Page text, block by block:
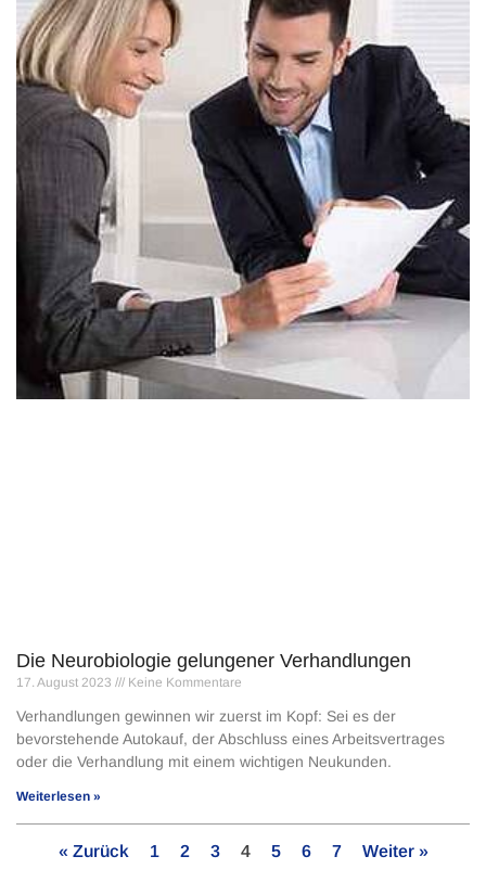
Die Neurobiologie gelungener Verhandlungen
17. August 2023 Keine Kommentare
Verhandlungen gewinnen wir zuerst im Kopf: Sei es der
bevorstehende Autokauf, der Abschluss eines Arbeitsver­trages
oder die Verhandlung mit einem wichti­gen Neukunden.
Weiterlesen »
« Zurück 1 2 3 4 5 6 7 Weiter »